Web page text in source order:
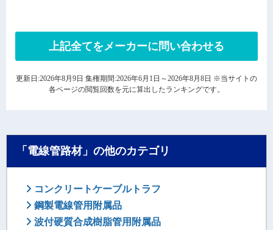
上記全てをメーカーに問い合わせる
更新日:2026年8月9日 集権期間:2026年6月1日～2026年8月8日 ※当サイトの
各ページの閲覧回数を元に算出したランキングです。
「電線管路材」の他のカテゴリ
コンクリートケーブルトラフ
鋼製電線管用附属品
波付硬質合成樹脂管用附属品